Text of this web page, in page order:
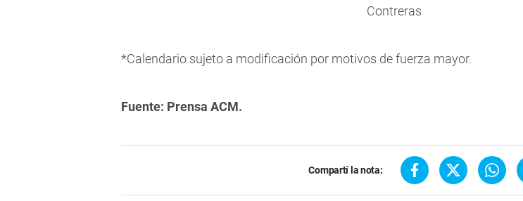
Contreras
*Calendario sujeto a modificación por motivos de fuerza mayor.
Fuente: Prensa ACM.
Compartí la nota: